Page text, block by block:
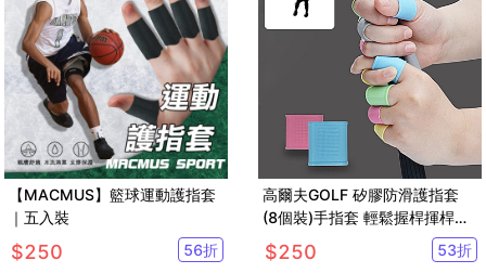
【MACMUS】籃球運動護指套
｜五入裝
$250 56折
高爾夫GOLF 矽膠防滑護指套
(8個裝)手指套 輕鬆握桿揮桿
【GF06002】
$250 53折